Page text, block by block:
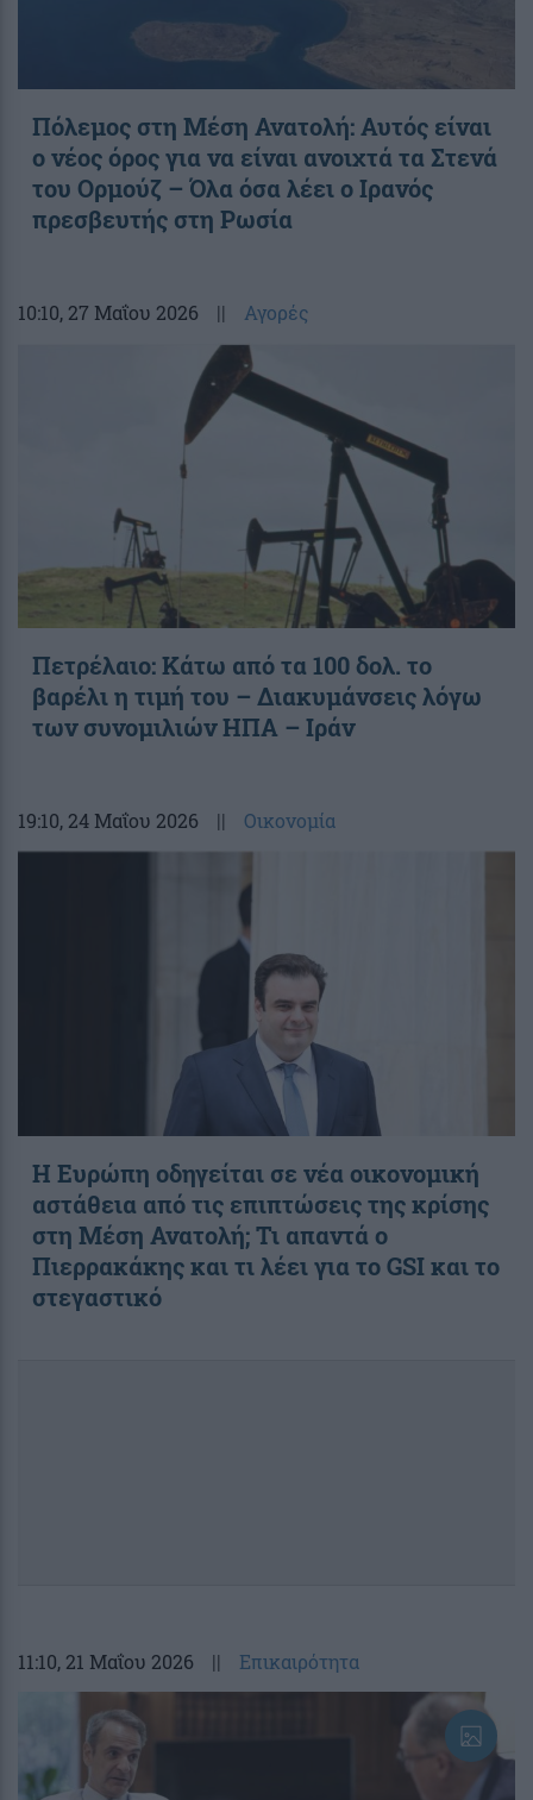
Πόλεμος στη Μέση Ανατολή: Αυτός είναι
ο νέος όρος για να είναι ανοιχτά τα Στενά
του Ορμούζ – Όλα όσα λέει ο Ιρανός
πρεσβευτής στη Ρωσία
10:10, 27 Μαΐου 2026 || Αγορές
Πετρέλαιο: Κάτω από τα 100 δολ. το
βαρέλι η τιμή του – Διακυμάνσεις λόγω
των συνομιλιών ΗΠΑ – Ιράν
19:10, 24 Μαΐου 2026 || Οικονομία
Η Ευρώπη οδηγείται σε νέα οικονομική
αστάθεια από τις επιπτώσεις της κρίσης
στη Μέση Ανατολή; Τι απαντά ο
Πιερρακάκης και τι λέει για το GSI και το
στεγαστικό
11:10, 21 Μαΐου 2026 || Επικαιρότητα